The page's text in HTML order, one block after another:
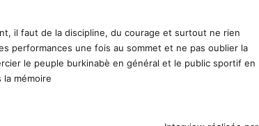
il faut de la discipline, du courage et surtout ne rien
performances une fois au sommet et ne pas oublier la
le peuple burkinabè en général et le public sportif en
mémoire